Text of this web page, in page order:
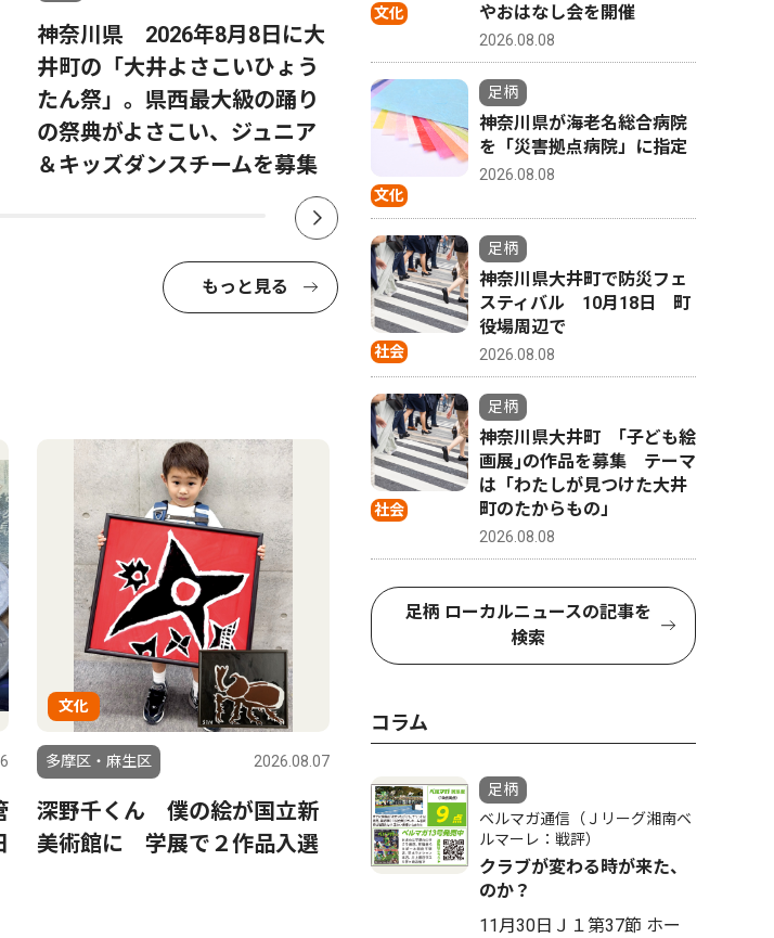
神奈川県 2026年8月8日に大
井町の「大井よさこいひょう
たん祭」。県西最大級の踊り
の祭典がよさこい、ジュニア
＆キッズダンスチームを募集
「ＫＯＵＧＥＩ ＥＸＰＯ ㏌
ＫＡＮＡＧＡＷＡ」イベント
に堀田真由さん、磯村勇斗さ
んの出演決定
殊詐欺等
もっと見る
文化
多摩区・麻生区 2026.08.07
深野千くん 僕の絵が国立新
美術館に 学展で２作品入選
文化
やおはなし会を開催
2026.08.08
文化
足柄
神奈川県が海老名総合病院
を「災害拠点病院」に指定
2026.08.08
社会
足柄
神奈川県大井町で防災フェ
スティバル 10月18日 町
役場周辺で
2026.08.08
社会
足柄
神奈川県大井町 ｢子ども絵
画展｣の作品を募集 テーマ
は「わたしが見つけた大井
町のたからもの」
2026.08.08
足柄 ローカルニュースの記事を
検索
コラム
足柄
ベルマガ通信（Ｊリーグ湘南ベ
ルマーレ：戦評）
クラブが変わる時が来た、
のか？
11月30日Ｊ１第37節 ホー